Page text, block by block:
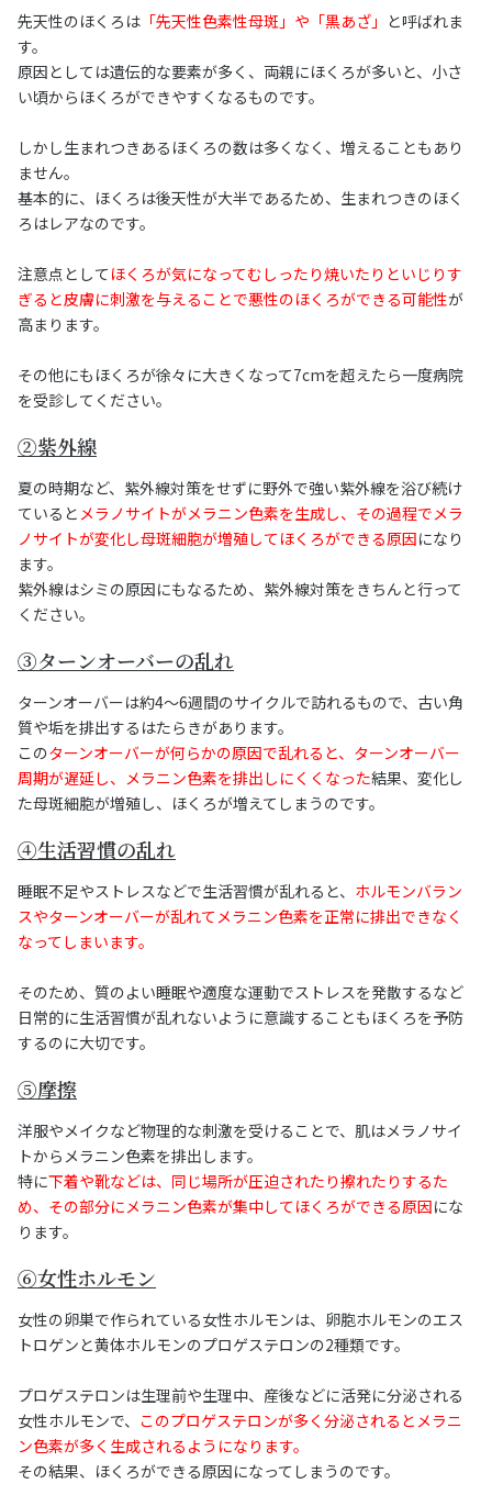
先天性のほくろは 「先天性色素性母斑」や「黒あざ」 と呼ばれま
す。
原因としては遺伝的な要素が多く、両親にほくろが多いと、小さ
い頃からほくろができやすくなるものです。
しかし生まれつきあるほくろの数は多くなく、増えることもあり
ません。
基本的に、ほくろは後天性が大半であるため、生まれつきのほく
ろはレアなのです。
注意点として ほくろが気になってむしったり焼いたりといじりす
ぎると皮膚に刺激を与えることで悪性のほくろができる可能性が
高まります。
その他にもほくろが徐々に大きくなって7cmを超えたら一度病院
を受診してください。
②紫外線
夏の時期など、紫外線対策をせずに野外で強い紫外線を浴び続け
ていると メラノサイトがメラニン色素を生成し、その過程でメラ
ノサイトが変化し母斑細胞が増殖してほくろができる原因になり
ます。
紫外線はシミの原因にもなるため、紫外線対策をきちんと行って
ください。
③ターンオーバーの乱れ
ターンオーバーは約4〜6週間のサイクルで訪れるもので、古い角
質や垢を排出するはたらきがあります。
このターンオーバーが何らかの原因で乱れると、ターンオーバー
周期が遅延し、メラニン色素を排出しにくくなった結果、変化し
た母斑細胞が増殖し、ほくろが増えてしまうのです。
④生活習慣の乱れ
睡眠不足やストレスなどで生活習慣が乱れると、 ホルモンバラン
スやターンオーバーが乱れてメラニン色素を正常に排出できなく
なってしまいます。
そのため、質のよい睡眠や適度な運動でストレスを発散するなど
日常的に生活習慣が乱れないように意識することもほくろを予防
するのに大切です。
⑤摩擦
洋服やメイクなど物理的な刺激を受けることで、肌はメラノサイ
トからメラニン色素を排出します。
特に下着や靴などは、同じ場所が圧迫されたり擦れたりするた
め、その部分にメラニン色素が集中してほくろができる原因にな
ります。
⑥女性ホルモン
女性の卵巣で作られている女性ホルモンは、卵胞ホルモンのエス
トロゲンと黄体ホルモンのプロゲステロンの2種類です。
プロゲステロンは生理前や生理中、産後などに活発に分泌される
女性ホルモンで、 このプロゲステロンが多く分泌されるとメラニ
ン色素が多く生成されるようになります。
その結果、ほくろができる原因になってしまうのです。